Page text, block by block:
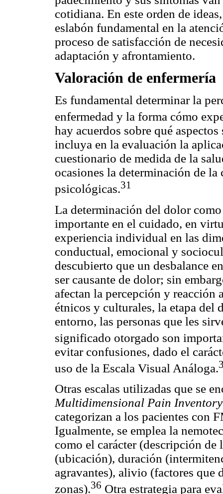
cotidiana. En este orden de
eslabón fundamental en la
proceso de satisfacción de
adaptación y afrontamiento.
Valoración de enfermería
Es fundamental determinar la
enfermedad y la forma cómo
hay acuerdos sobre qué
incluya en la evaluación la
cuestionario de medida de la
ocasiones la determinación de
psicológicas.31
La determinación del dolor
importante en el cuidado, en
experiencia individual en las
conductual, emocional y
descubierto que un desbalance
ser causante de dolor; sin
afectan la percepción y reacción
étnicos y culturales, la etapa del
entorno, las personas que les
significado otorgado son
evitar confusiones, dado el
uso de la Escala Visual Análoga.
Otras escalas utilizadas que se
Multidimensional Pain Inventory
categorizan a los pacientes con
Igualmente, se emplea la
como el carácter (descripción
(ubicación), duración
agravantes), alivio (factores que
zonas).36 Otra estrategia para